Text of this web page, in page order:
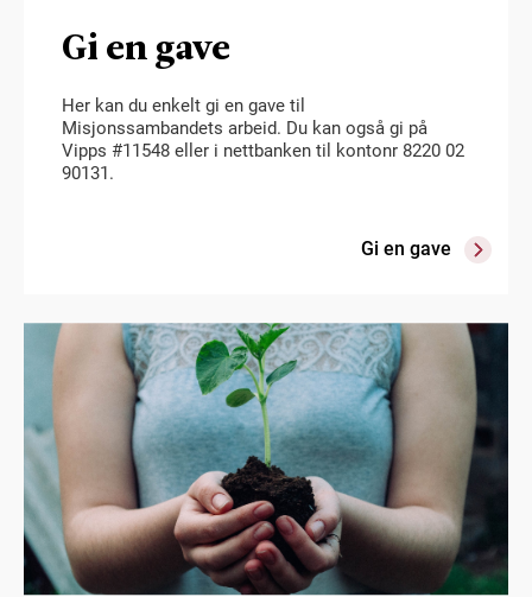
Gi en gave
Her kan du enkelt gi en gave til
Misjonssambandets arbeid. Du kan også gi på
Vipps #11548 eller i nettbanken til kontonr 8220 02
90131.
Gi en gave